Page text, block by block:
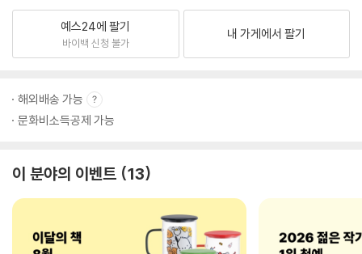
예스24에 팔기
바이백 신청 불가
내 가게에서 팔기
해외배송 가능
문화비소득공제 가능
이 분야의 이벤트 13